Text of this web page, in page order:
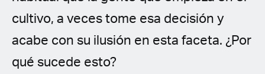
cultivo, a veces tome esa decisión y
acabe con su ilusión en esta faceta. ¿Por
qué sucede esto?